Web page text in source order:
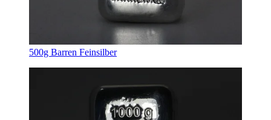
500g Barren Feinsilber